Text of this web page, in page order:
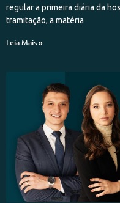
regular a primeira diária da
tramitação, a matéria
Leia Mais »